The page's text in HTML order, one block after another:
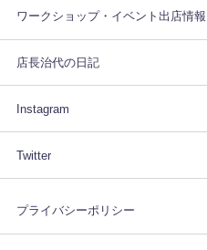
ワークショップ・イベント出店情報
店長治代の日記
Instagram
Twitter
プライバシーポリシー